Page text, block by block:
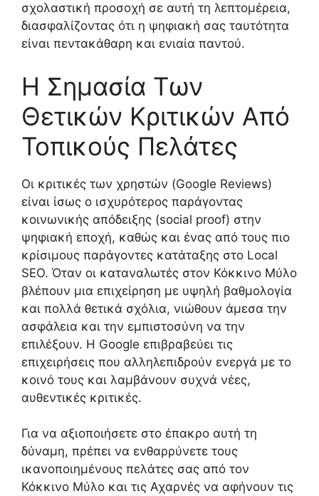
σχολαστική προσοχή σε αυτή τη λεπτομέρεια,
διασφαλίζοντας ότι η ψηφιακή σας ταυτότητα
είναι πεντακάθαρη και ενιαία παντού.
Η Σημασία Των
Θετικών Κριτικών Από
Τοπικούς Πελάτες
Οι κριτικές των χρηστών (Google Reviews)
είναι ίσως ο ισχυρότερος παράγοντας
κοινωνικής απόδειξης (social proof) στην
ψηφιακή εποχή, καθώς και ένας από τους πιο
κρίσιμους παράγοντες κατάταξης στο Local
SEO. Όταν οι καταναλωτές στον Κόκκινο Μύλο
βλέπουν μια επιχείρηση με υψηλή βαθμολογία
και πολλά θετικά σχόλια, νιώθουν άμεσα την
ασφάλεια και την εμπιστοσύνη να την
επιλέξουν. Η Google επιβραβεύει τις
επιχειρήσεις που αλληλεπιδρούν ενεργά με το
κοινό τους και λαμβάνουν συχνά νέες,
αυθεντικές κριτικές.
Για να αξιοποιήσετε στο έπακρο αυτή τη
δύναμη, πρέπει να ενθαρρύνετε τους
ικανοποιημένους πελάτες σας από τον
Κόκκινο Μύλο και τις Αχαρνές να αφήνουν τις